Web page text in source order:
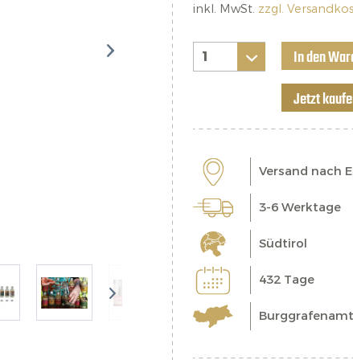
inkl. MwSt. zzgl.
In den
Jetzt
Versand nach
3-6 Werktage
Südtirol
432 Tage
Burggrafenamt